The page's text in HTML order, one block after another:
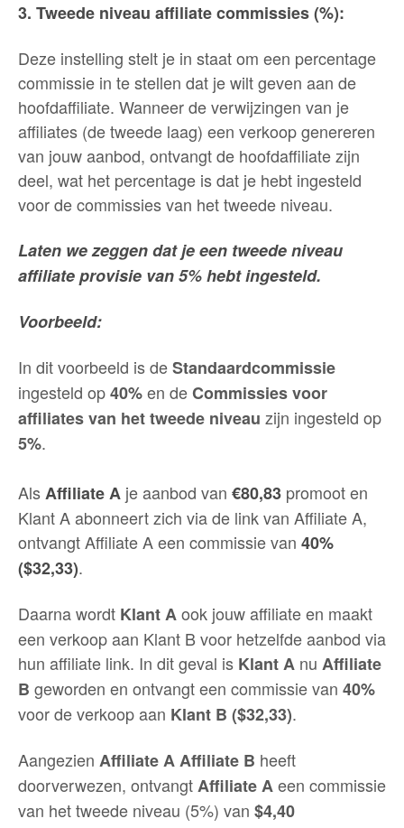
3. Tweede niveau affiliate commissies (%):
Deze instelling stelt je in staat om een percentage
commissie in te stellen dat je wilt geven aan de
hoofdaffiliate. Wanneer de verwijzingen van je
affiliates (de tweede laag) een verkoop genereren
van jouw aanbod, ontvangt de hoofdaffiliate zijn
deel, wat het percentage is dat je hebt ingesteld
voor de commissies van het tweede niveau.
Laten we zeggen dat je een tweede niveau
affiliate provisie van 5% hebt ingesteld.
Voorbeeld:
In dit voorbeeld is deStandaardcommissie
ingesteld op40%en deCommissies voor
affiliates van het tweede niveau zijn ingesteld op
5%.
AlsAffiliate A je aanbod van €80,83 promoot en
Klant A abonneert zich via de link van Affiliate A,
ontvangt Affiliate A een commissie van 40%
($32,33).
Daarna wordt Klant Aook jouw affiliate en maakt
een verkoop aan Klant B voor hetzelfde aanbod via
hun affiliate link. In dit geval is Klant A nu Affiliate
B geworden en ontvangt een commissie van 40%
voor de verkoop aan Klant B ($32,33).
Aangezien Affiliate A Affiliate B heeft
doorverwezen, ontvangtAffiliate Aeen commissie
van het tweede niveau (5%) van $4,40